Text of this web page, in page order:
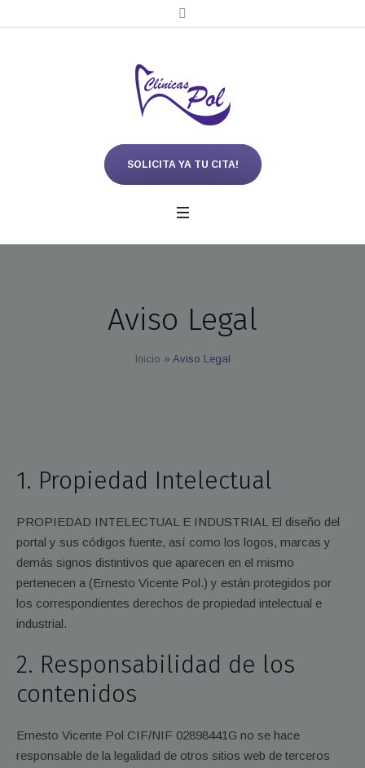
SOLICITA YA TU CITA!
Aviso Legal
Inicio » Aviso Legal
1. Propiedad Intelectual
PROPIEDAD INTELECTUAL E INDUSTRIAL El diseño del
portal y sus códigos fuente, así como los logos, marcas y
demás signos distintivos que aparecen en el mismo
pertenecen a (Ernesto Vicente Pol.) y están protegidos por
los correspondientes derechos de propiedad intelectual e
industrial.
2. Responsabilidad de los
contenidos
Ernesto Vicente Pol CIF/NIF 02898441G no se hace
responsable de la legalidad de otros sitios web de terceros